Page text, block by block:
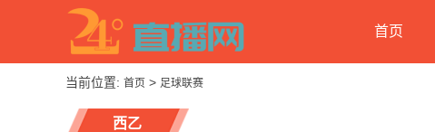
首页
当前位置: 首页 > 足球联赛
西乙